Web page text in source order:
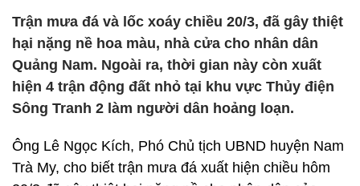
Trận mưa đá và lốc xoáy chiều 20/3, đã gây thiệt
hại nặng nề hoa màu, nhà cửa cho nhân dân
Quảng Nam. Ngoài ra, thời gian này còn xuất
hiện 4 trận động đất nhỏ tại khu vực Thủy điện
Sông Tranh 2 làm người dân hoảng loạn.
Ông Lê Ngọc Kích, Phó Chủ tịch UBND huyện Nam
Trà My, cho biết trận mưa đá xuất hiện chiều hôm